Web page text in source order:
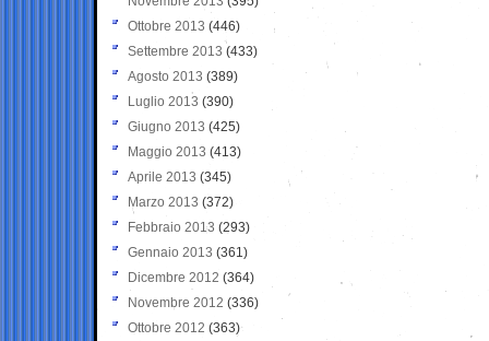
Ottobre 2013 (446)
Settembre 2013 (433)
Agosto 2013 (389)
Luglio 2013 (390)
Giugno 2013 (425)
Maggio 2013 (413)
Aprile 2013 (345)
Marzo 2013 (372)
Febbraio 2013 (293)
Gennaio 2013 (361)
Dicembre 2012 (364)
Novembre 2012 (336)
Ottobre 2012 (363)